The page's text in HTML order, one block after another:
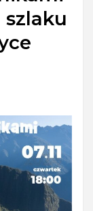
szlaku